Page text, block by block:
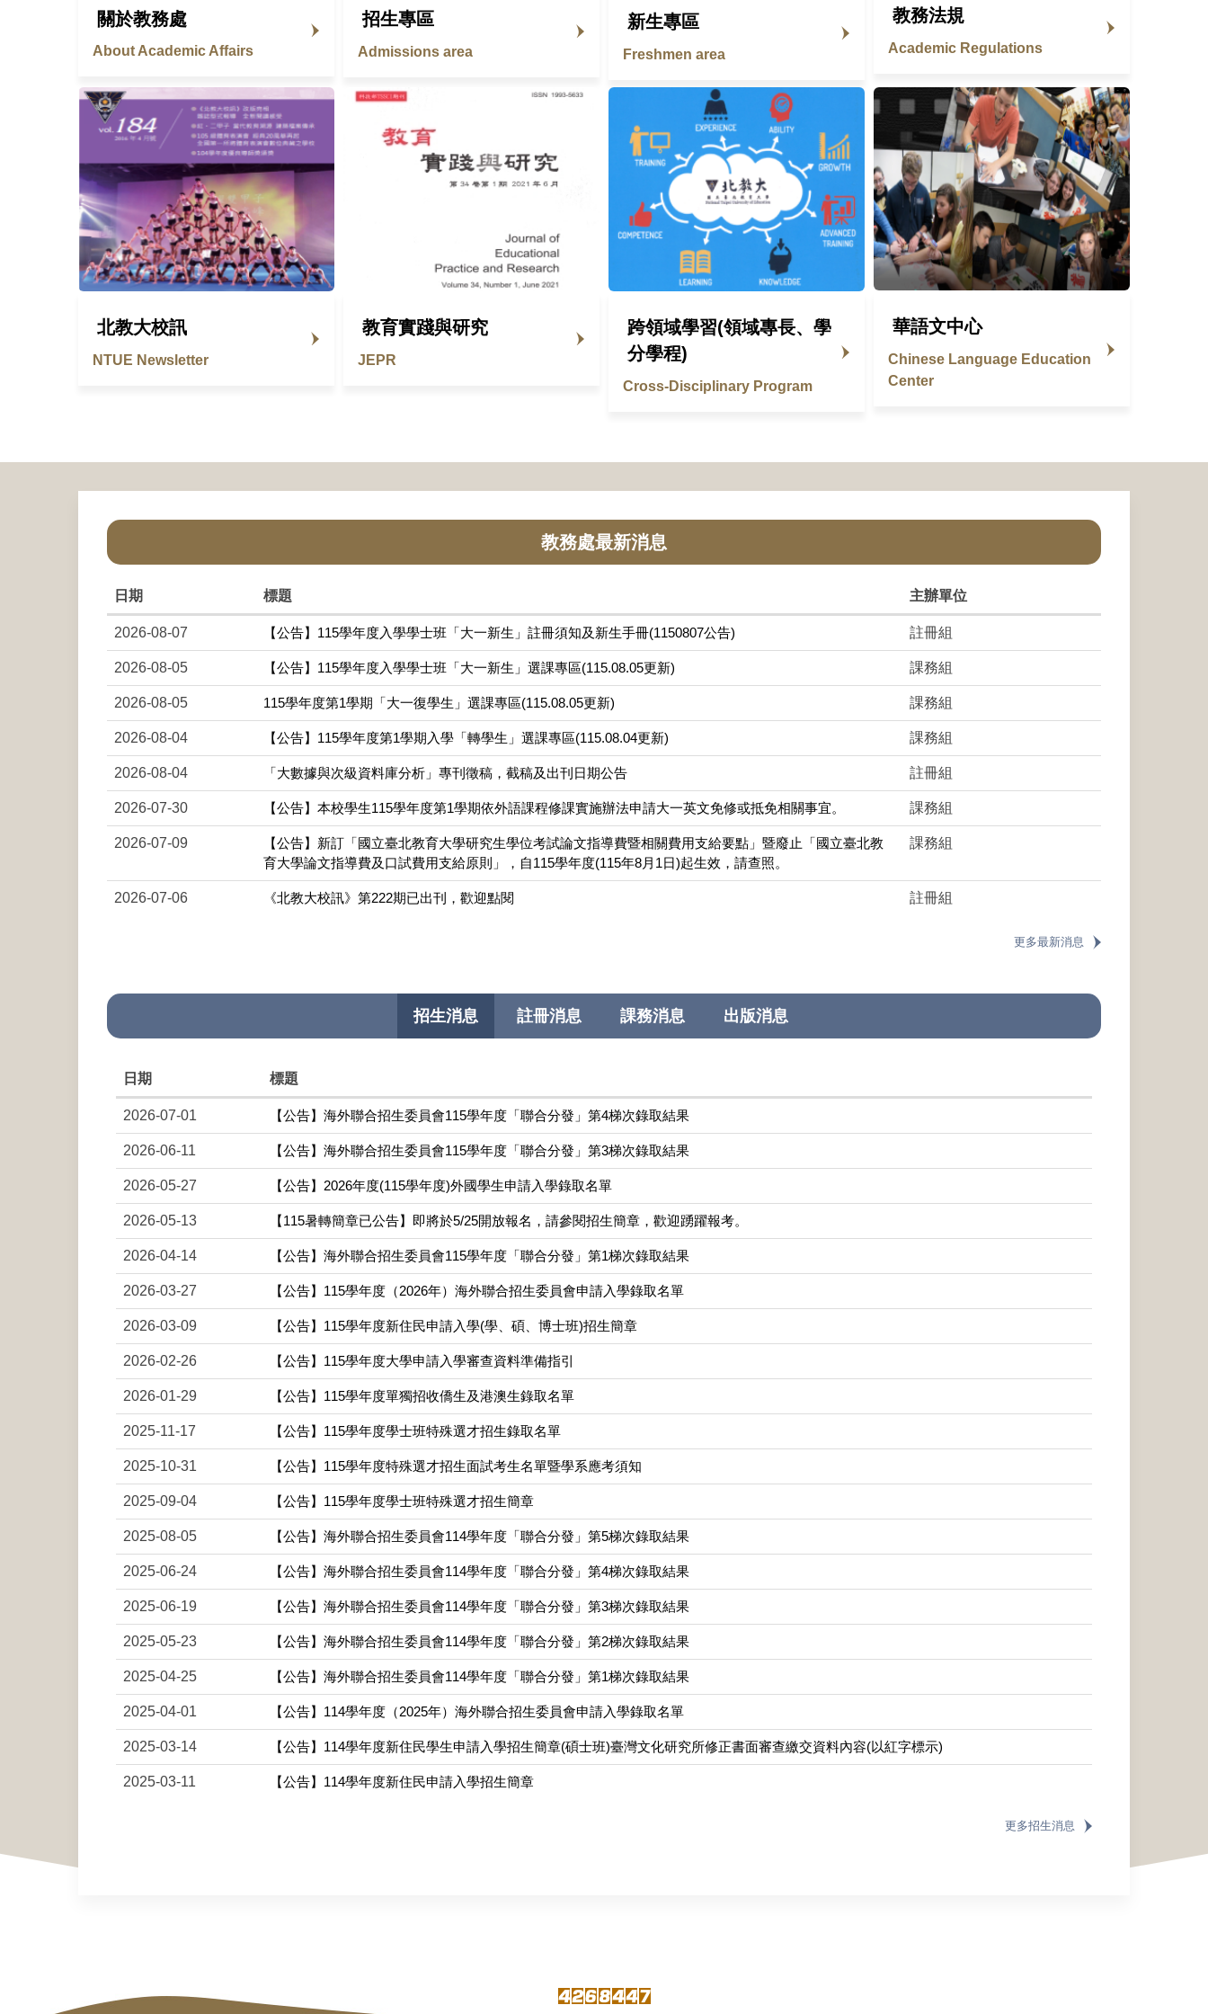
關於教務處
About Academic Affairs
招生專區
Admissions area
新生專區
Freshmen area
教務法規
Academic Regulations
北教大校訊
NTUE Newsletter
教育實踐與研究
JEPR
跨領域學習(領域專長、學
分學程)
Cross-Disciplinary Program
華語文中心
Chinese Language Education
Center
教務處最新消息
日期 標題 主辦單位
2026-08-07 【公告】115學年度入學學士班「大一新生」註冊須知及新生手冊(1150807公告) 註冊組
2026-08-05 【公告】115學年度入學學士班「大一新生」選課專區(115.08.05更新) 課務組
2026-08-05 115學年度第1學期「大一復學生」選課專區(115.08.05更新) 課務組
2026-08-04 【公告】115學年度第1學期入學「轉學生」選課專區(115.08.04更新) 課務組
2026-08-04 「大數據與次級資料庫分析」專刊徵稿，截稿及出刊日期公告 註冊組
2026-07-30 【公告】本校學生115學年度第1學期依外語課程修課實施辦法申請大一英文免修或抵免相關事宜。 課務組
2026-07-09
【公告】新訂「國立臺北教育大學研究生學位考試論文指導費暨相關費用支給要點」暨廢止「國立臺北教
育大學論文指導費及口試費用支給原則」，自115學年度(115年8月1日)起生效，請查照。
課務組
2026-07-06 《北教大校訊》第222期已出刊，歡迎點閱 註冊組
更多最新消息
招生消息 註冊消息 課務消息 出版消息
日期 標題
2026-07-01 【公告】海外聯合招生委員會115學年度「聯合分發」第4梯次錄取結果
2026-06-11 【公告】海外聯合招生委員會115學年度「聯合分發」第3梯次錄取結果
2026-05-27 【公告】2026年度(115學年度)外國學生申請入學錄取名單
2026-05-13 【115暑轉簡章已公告】即將於5/25開放報名，請參閱招生簡章，歡迎踴躍報考。
2026-04-14 【公告】海外聯合招生委員會115學年度「聯合分發」第1梯次錄取結果
2026-03-27 【公告】115學年度（2026年）海外聯合招生委員會申請入學錄取名單
2026-03-09 【公告】115學年度新住民申請入學(學、碩、博士班)招生簡章
2026-02-26 【公告】115學年度大學申請入學審查資料準備指引
2026-01-29 【公告】115學年度單獨招收僑生及港澳生錄取名單
2025-11-17 【公告】115學年度學士班特殊選才招生錄取名單
2025-10-31 【公告】115學年度特殊選才招生面試考生名單暨學系應考須知
2025-09-04 【公告】115學年度學士班特殊選才招生簡章
2025-08-05 【公告】海外聯合招生委員會114學年度「聯合分發」第5梯次錄取結果
2025-06-24 【公告】海外聯合招生委員會114學年度「聯合分發」第4梯次錄取結果
2025-06-19 【公告】海外聯合招生委員會114學年度「聯合分發」第3梯次錄取結果
2025-05-23 【公告】海外聯合招生委員會114學年度「聯合分發」第2梯次錄取結果
2025-04-25 【公告】海外聯合招生委員會114學年度「聯合分發」第1梯次錄取結果
2025-04-01 【公告】114學年度（2025年）海外聯合招生委員會申請入學錄取名單
2025-03-14 【公告】114學年度新住民學生申請入學招生簡章(碩士班)臺灣文化研究所修正書面審查繳交資料內容(以紅字標示)
2025-03-11 【公告】114學年度新住民申請入學招生簡章
更多招生消息